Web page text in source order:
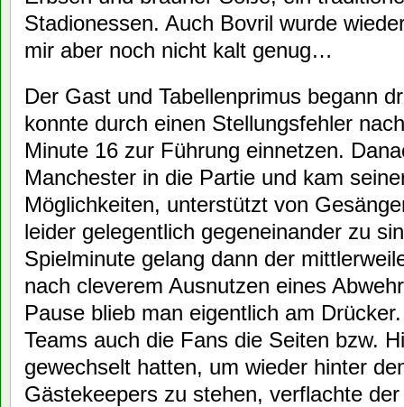
Stadionessen. Auch Bovril wurde
mir aber noch nicht kalt genug…
Der Gast und Tabellenprimus begann
konnte durch einen Stellungsfehler
Minute 16 zur Führung einnetzen.
Manchester in die Partie und kam
Möglichkeiten, unterstützt von
leider gelegentlich gegeneinander zu
Spielminute gelang dann der
nach cleverem Ausnutzen eines
Pause blieb man eigentlich am
Teams auch die Fans die Seiten bzw.
gewechselt hatten, um wieder hinter
Gästekeepers zu stehen, verflachte